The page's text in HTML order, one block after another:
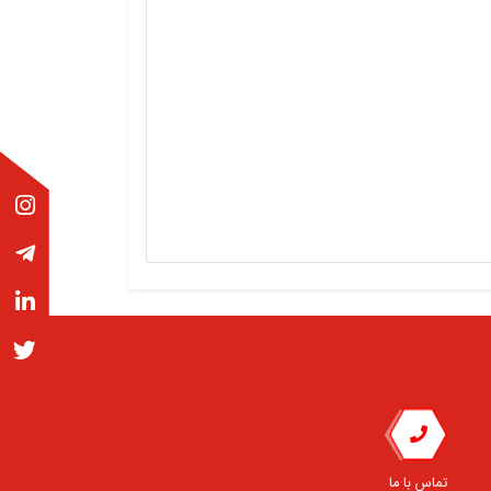
تماس با ما